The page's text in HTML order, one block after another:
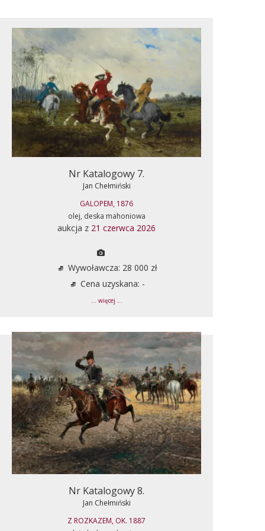
Nr Katalogowy 7.
Jan Chełmiński
GALOPEM, 1876
olej, deska mahoniowa
aukcja z 21 czerwca 2026
Wywoławcza: 28 000 zł
Cena uzyskana: -
... więcej ...
Nr Katalogowy 8.
Jan Chełmiński
Z ROZKAZEM, OK. 1887